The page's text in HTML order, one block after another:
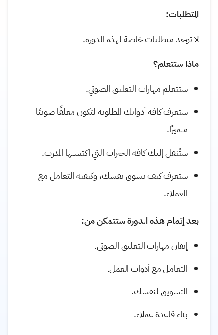
المتطلبات:
لا توجد متطلبات خاصة لهذه الدورة.
ماذا ستتعلم؟
ستتعلم مهارات التعليق الصوتي.
ستعرف كافة أدواتك المطلوبة لتكون معلقًا صوتيًا
متميزًا.
ستُنقل إليك كافة الخبرات التي اكتسبها المدرب.
ستعرف كيف تسوق نفسك، وكيفية التعامل مع
العملاء.
بعد إتمام هذه الدورة ستتمكن من:
إتقان مهارات التعليق الصوتي.
التعامل مع أدوات العمل.
التسويق لنفسك.
بناء قاعدة عملاء.